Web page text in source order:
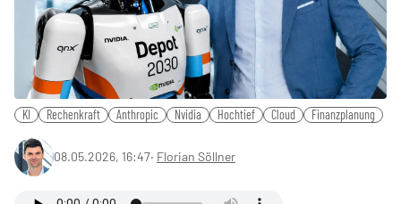
KI Rechenkraft Anthropic Nvidia Hochtief Cloud Finanzplanung
08.05.2026, 16:47‧ Florian Söllner